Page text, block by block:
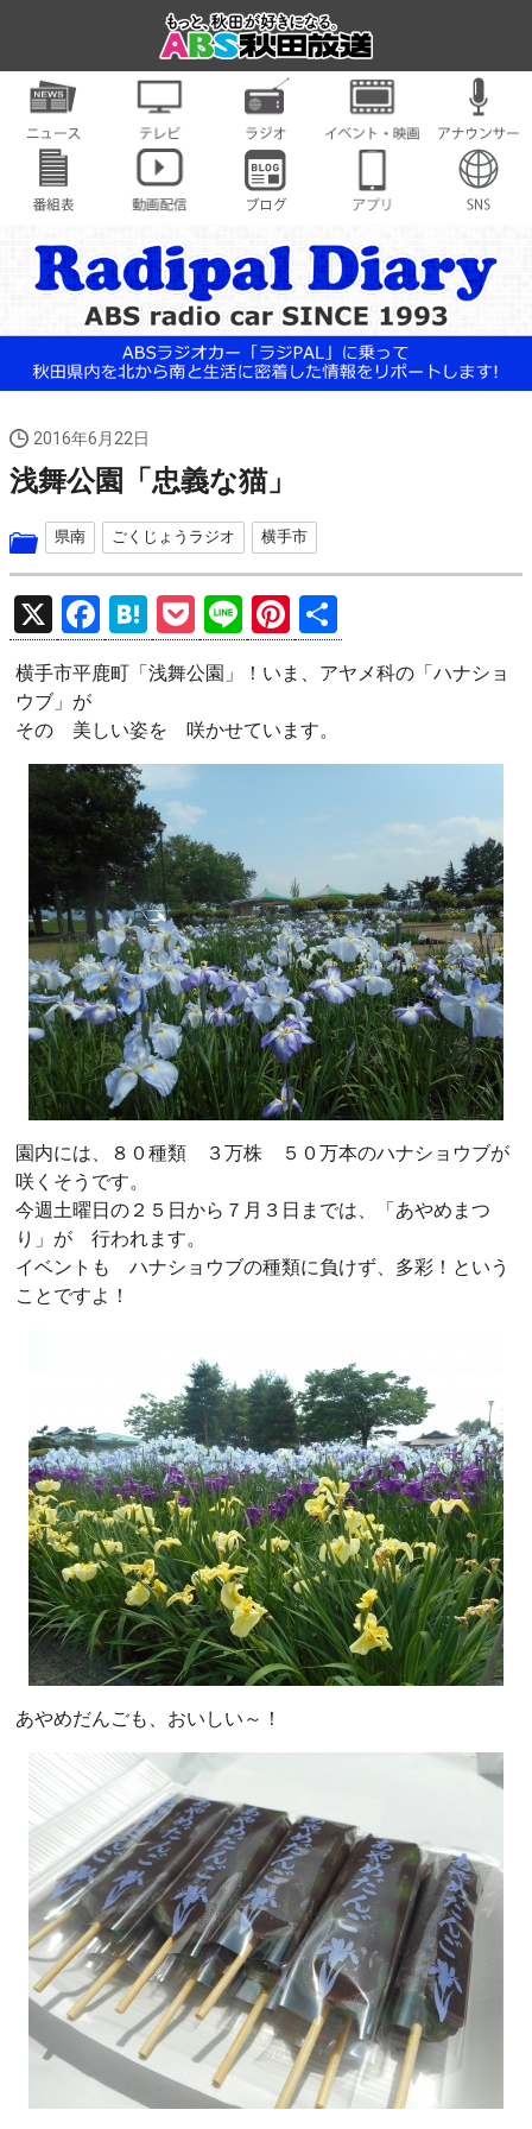
2016年6月22日
浅舞公園「忠義な猫」
県南 ごくじょうラジオ 横手市
X
F
a
ce
b
o
o
k
H
at
e
n
a
P
o
ck
et
Li
n
e
Pi
nt
er
es
t
有
横手市平鹿町「浅舞公園」！いま、アヤメ科の「ハナショ
ウブ」が
その 美しい姿を 咲かせています。
園内には、８０種類 ３万株 ５０万本のハナショウブが
咲くそうです。
今週土曜日の２５日から７月３日までは、「あやめまつ
り」が 行われます。
イベントも ハナショウブの種類に負けず、多彩！という
ことですよ！
あやめだんごも、おいしい～！